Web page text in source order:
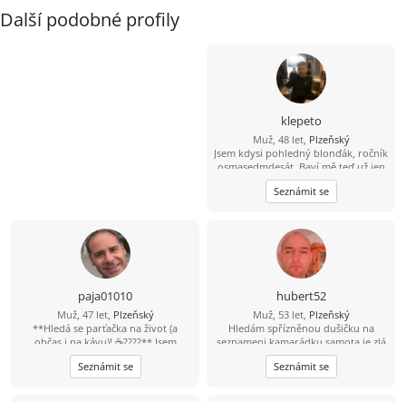
Další podobné profily
klepeto
Muž, 48 let, Plzeňský
Jsem kdysi pohledný blonďák, ročník
osmasedmdesát. Baví mě teď už jen
sledovat fotbal, hokej, atd. Kolo, lyže
a nějaký ten pohyb ve vodě ještě
zvládnu a možná i běh (pár metrů;-)
Seznámit se
paja01010
Muž, 47 let, Plzeňský
**Hledá se parťačka na život (a
občas i na kávu)! ☕????** Jsem
aktivní chlap, kterého jen tak něco
nezastaví. Rád sportuju, cestuju,
objevuju nová místa a zážitky. Jsem
Seznámit se
hubert52
Muž, 53 let, Plzeňský
Hledám spřízněnou dušičku na
seznameni kamarádku samota je zlá
mám rád toulky přírodou cyklistiku
na výlety a na večerní procházky
jsem romantik
Seznámit se